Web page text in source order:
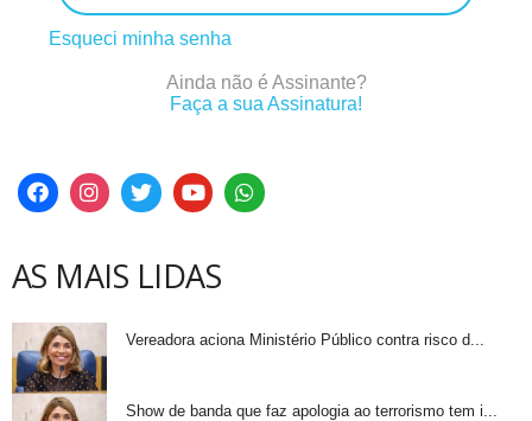
Esqueci minha senha
Ainda não é Assinante?
Faça a sua Assinatura!
AS MAIS LIDAS
Vereadora aciona Ministério Público contra risco d...
Show de banda que faz apologia ao terrorismo tem i...